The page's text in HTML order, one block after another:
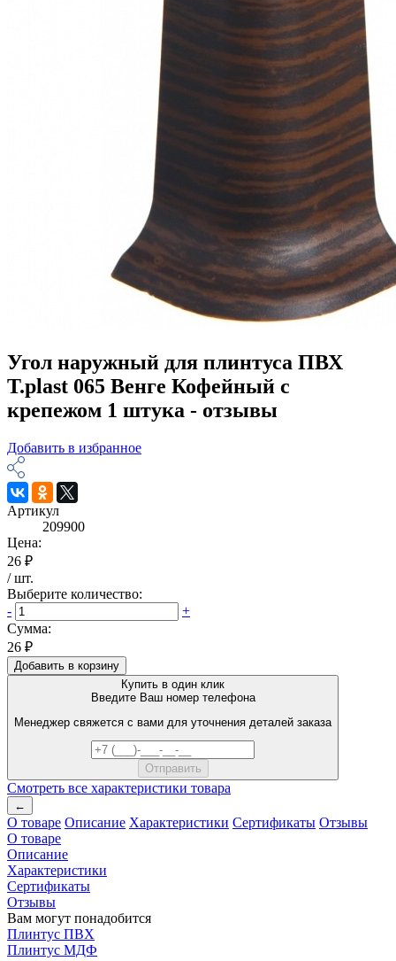
Угол наружный для плинтуса ПВХ
T.plast 065 Венге Кофейный с
крепежом 1 штука - отзывы
Добавить в избранное
Артикул
209900
Цена:
26 ₽
/шт.
Выберите количество:
-
+
Сумма:
26 ₽
Добавить в корзину
Купить в один клик
Введите Ваш номер телефона
Менеджер свяжется с вами для уточнения деталей заказа
Смотреть все характеристики товара
←
О товаре Описание Характеристики Сертификаты Отзывы
О товаре
Описание
Характеристики
Сертификаты
Отзывы
Вам могут понадобится
Плинтус ПВХ
Плинтус МДФ